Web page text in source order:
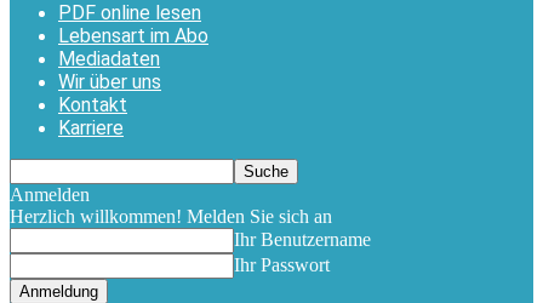
PDF online lesen
Lebensart im Abo
Mediadaten
Wir über uns
Kontakt
Karriere
Anmelden
Herzlich willkommen! Melden Sie sich an
Ihr Benutzername
Ihr Passwort